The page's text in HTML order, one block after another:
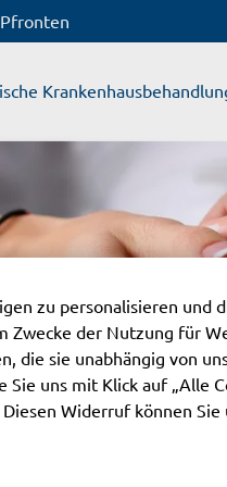
zu personalisieren
Zwecke der Nutzung für
die sie unabhängig von
uns mit Klick auf „Alle
Widerruf können